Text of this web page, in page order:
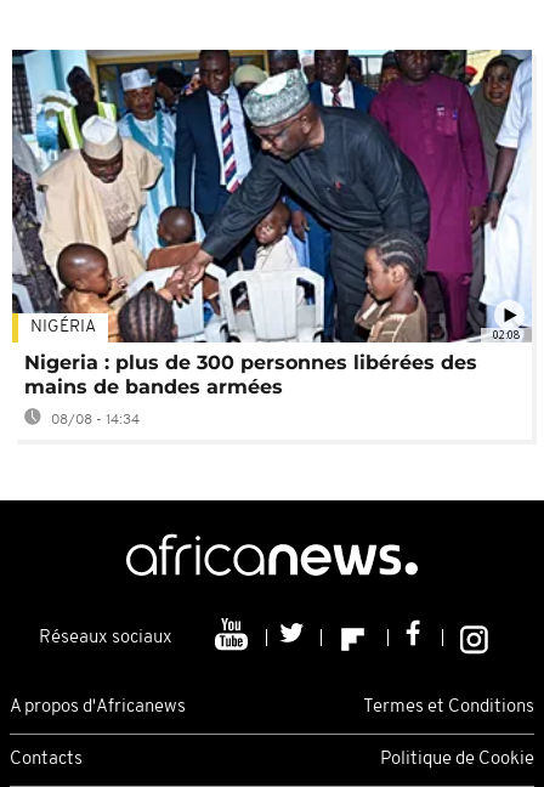
02:08
NIGÉRIA
Nigeria : plus de 300 personnes libérées des
mains de bandes armées
08/08 - 14:34
Réseaux sociaux
A propos d'Africanews Termes et Conditions
Contacts Politique de Cookie